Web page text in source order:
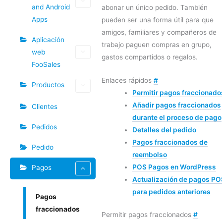
and Android
Apps
Aplicación
web
FooSales
Productos
Clientes
Pedidos
Pedido
Pagos
Pagos
fraccionados
abonar un único pedido. También
pueden ser una forma útil para que
amigos, familiares y compañeros de
trabajo paguen compras en grupo,
gastos compartidos o regalos.
Enlaces rápidos #
Permitir pagos
Añadir pagos fraccionados
durante el proceso de pago
Detalles del pedido
Pagos fraccionados de
reembolso
POS Pagos en WordPress
Actualización de pagos
para pedidos anteriores
Permitir pagos fraccionados #